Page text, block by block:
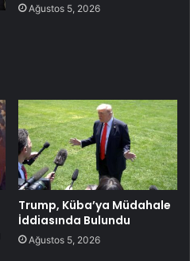
Ağustos 5, 2026
Trump, Küba’ya Müdahale
İddiasında Bulundu
Ağustos 5, 2026